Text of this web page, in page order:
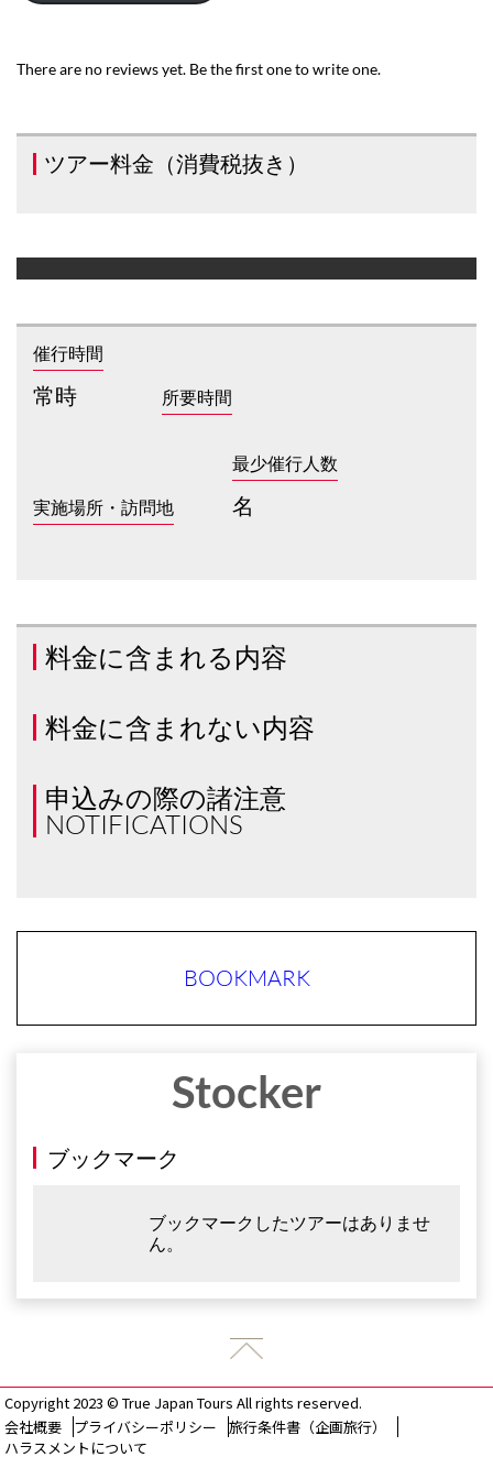
There are no reviews yet. Be the first one to write one.
ツアー料金（消費税抜き）
催行時間
常時 所要時間
実施場所・訪問地
最少催行人数
名
料金に含まれる内容
料金に含まれない内容
申込みの際の諸注意
NOTIFICATIONS
BOOKMARK
Stocker
ブックマーク
ブックマークしたツアーはありませ
ん。
Copyright 2023 © True Japan Tours All rights reserved.
会社概要
プライバシーポリシー
旅行条件書（企画旅行）
ハラスメントについて